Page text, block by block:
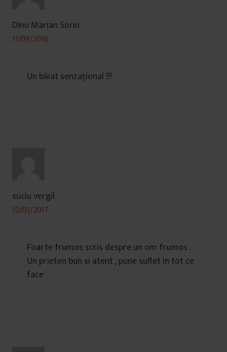
Dinu Marian Sorin
11/09/2016
Un băiat senzațional !!!
suciu vergil
10/01/2017
Foarte frumos scris despre un om frumos .
Un prieten bun si atent , pune suflet in tot ce
face